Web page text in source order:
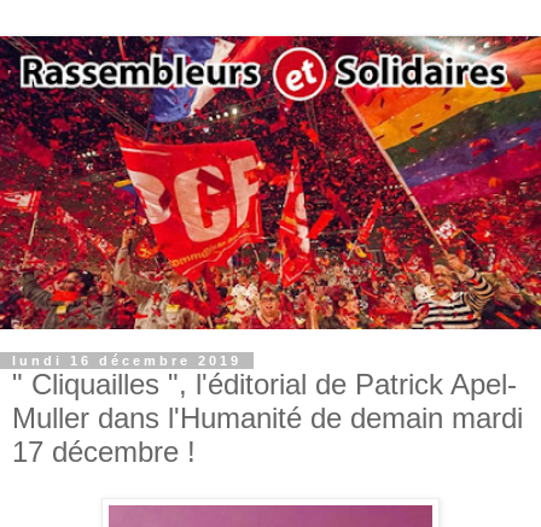
lundi 16 décembre 2019
" Cliquailles ", l'éditorial de Patrick Apel-
Muller dans l'Humanité de demain mardi
17 décembre !